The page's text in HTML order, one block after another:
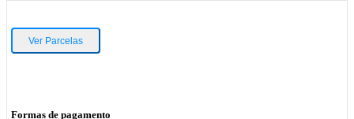
Ver Parcelas
Formas de pagamento